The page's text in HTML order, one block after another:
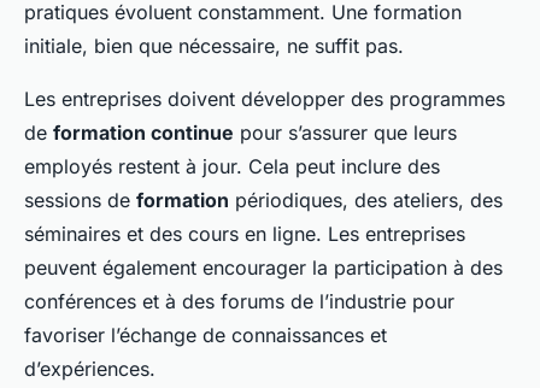
pratiques évoluent constamment. Une formation
initiale, bien que nécessaire, ne suffit pas.
Les entreprises doivent développer des programmes
de formation continue pour s’assurer que leurs
employés restent à jour. Cela peut inclure des
sessions de formation périodiques, des ateliers, des
séminaires et des cours en ligne. Les entreprises
peuvent également encourager la participation à des
conférences et à des forums de l’industrie pour
favoriser l’échange de connaissances et
d’expériences.